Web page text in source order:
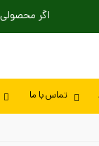
اگر
تماس با ما